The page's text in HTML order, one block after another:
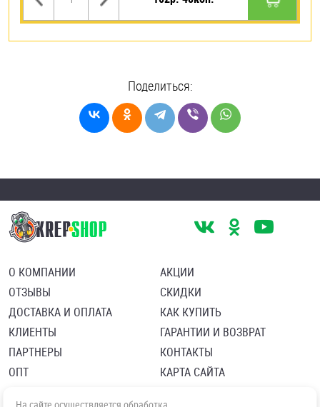
Поделиться:
О КОМПАНИИ
ОТЗЫВЫ
ДОСТАВКА И ОПЛАТА
КЛИЕНТЫ
ПАРТНЕРЫ
ОПТ
АКЦИИ
СКИДКИ
КАК КУПИТЬ
ГАРАНТИИ И ВОЗВРАТ
КОНТАКТЫ
КАРТА САЙТА
Политика в отношении обработки персональных данных